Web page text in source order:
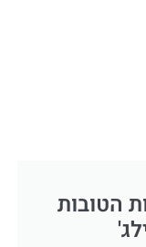
הטובות